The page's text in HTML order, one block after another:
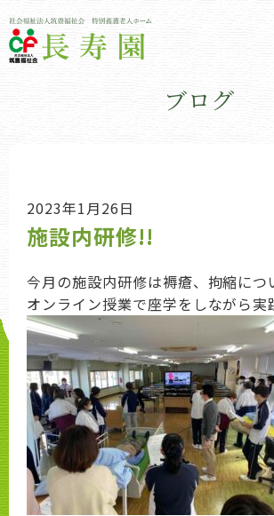
ブログ
2023年1月26日
施設内研修!!
今月の施設内研修は褥瘡、拘縮につ
オンライン授業で座学をしながら実